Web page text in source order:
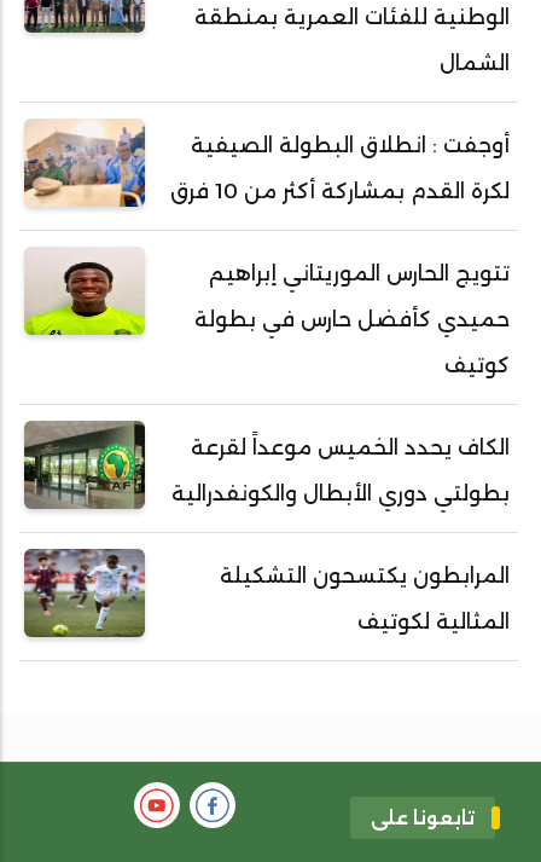
الوطنية للفئات العمرية بمنطقة
الشمال
أوجفت : انطلاق البطولة الصيفية
لكرة القدم بمشاركة أكثر من 10 فرق
تتويج الحارس الموريتاني إبراهيم
حميدي كأفضل حارس في بطولة
كوتيف
الكاف يحدد الخميس موعداً لقرعة
بطولتي دوري الأبطال والكونفدرالية
المرابطون يكتسحون التشكيلة
المثالية لكوتيف
تابعونا على